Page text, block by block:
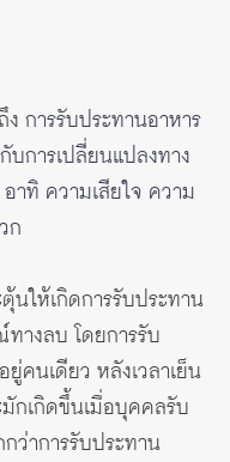
ง การรับประทานอาหาร
การเปลี่ยนแปลงทาง
าทิ ความเสียใจ ความ
ก
ให้เกิดการรับประทาน
างลบ โดยการรับ
คนเดียว หลังเวลาเย็น
กเกิดขึ้นเมื่อบุคคลรับ
ว่าการรับประทาน